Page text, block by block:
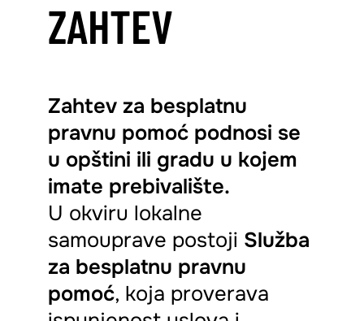
ZAHTEV
Zahtev za besplatnu
pravnu pomoć podnosi se
u opštini ili gradu u kojem
imate prebivalište.
U okviru lokalne
samouprave postoji Služba
za besplatnu pravnu
pomoć, koja proverava